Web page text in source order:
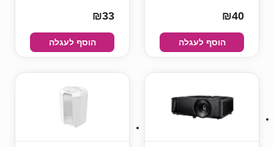
₪40
הוסף לעגלה
₪33
הוסף לעגלה